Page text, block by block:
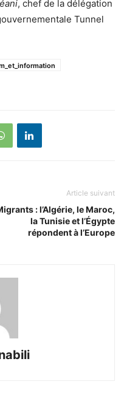
, chef de la délégation
Tunnel
Article suivant
: l’Algérie, le Maroc,
la Tunisie et l’Égypte
répondent à l’Europe